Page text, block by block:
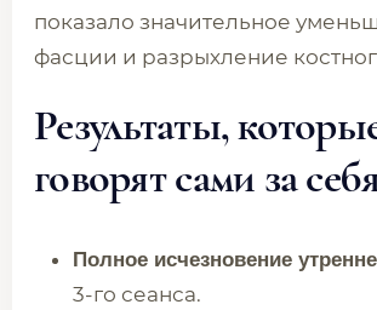
показало значительное
фасции и разрыхление
Результаты,
говорят сами за
Полное исчезновение
3-го сеанса.